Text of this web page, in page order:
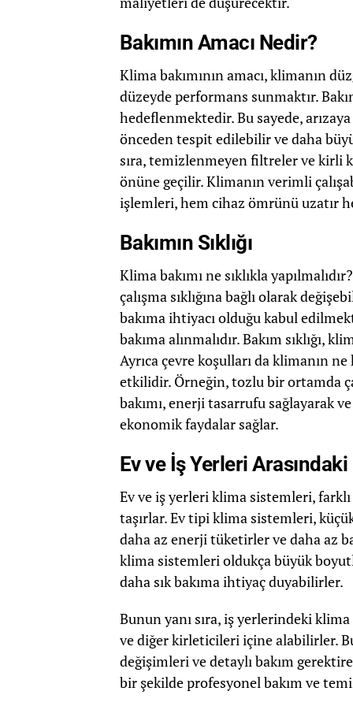
Bakımın Amacı Nedir?
Klima bakımının amacı, klimanın
düzeyde performans sunmaktır.
hedeflenmektedir. Bu sayede,
önceden tespit edilebilir ve daha
sıra, temizlenmeyen filtreler ve kirli
önüne geçilir. Klimanın verimli
işlemleri, hem cihaz ömrünü uzatır
Bakımın Sıklığı
Klima bakımı ne sıklıkla
çalışma sıklığına bağlı olarak
bakıma ihtiyacı olduğu kabul
bakıma alınmalıdır. Bakım sıklığı,
Ayrıca çevre koşulları da klimanın
etkilidir. Örneğin, tozlu bir ortamda
bakımı, enerji tasarrufu sağlayarak
ekonomik faydalar sağlar.
Ev ve İş Yerleri
Ev ve iş yerleri klima sistemleri,
taşırlar. Ev tipi klima sistemleri,
daha az enerji tüketirler ve daha az
klima sistemleri oldukça büyük
daha sık bakıma ihtiyaç duyabilirler.
Bunun yanı sıra, iş yerlerindeki
ve diğer kirleticileri içine alabilirler.
değişimleri ve detaylı bakım
bir şekilde profesyonel bakım ve